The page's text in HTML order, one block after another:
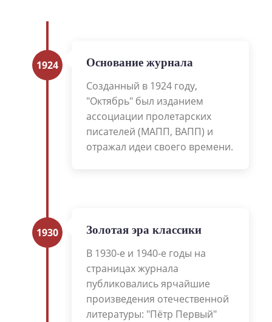
1924 Основание журнала
Созданный в 1924 году,
"Октябрь" был изданием
ассоциации пролетарских
писателей (МАПП, ВАПП) и
отражал идеи своего времени.
1930 Золотая эра классики
В 1930-е и 1940-е годы на
страницах журнала
публиковались ярчайшие
произведения отечественной
литературы: "Пётр Первый"